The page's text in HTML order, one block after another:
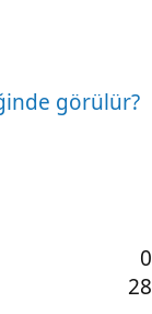
görülür?
0
28